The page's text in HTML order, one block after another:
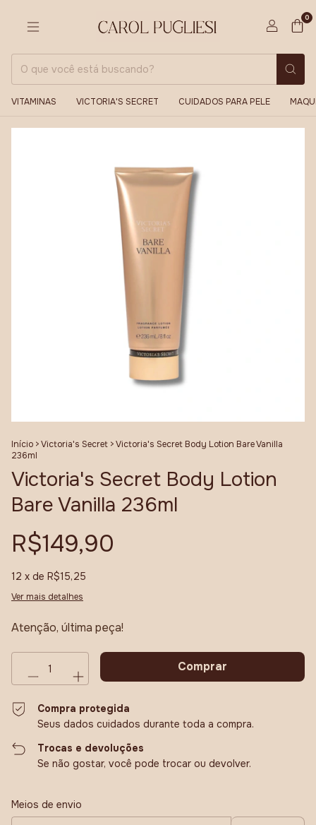
0
VITAMINAS VICTORIA'S SECRET CUIDADOS PARA PELE
Início >Victoria's Secret >Victoria's Secret Body Lotion Bare Vanilla
236ml
Victoria's Secret Body Lotion
Bare Vanilla 236ml
R$149,90
12 x de R$15,25
Ver mais detalhes
Atenção, última peça!
Compra protegida
Seus dados cuidados durante toda a compra.
Trocas e devoluções
Se não gostar, você pode trocar ou devolver.
Entregas para o CEP:
Meios de envio